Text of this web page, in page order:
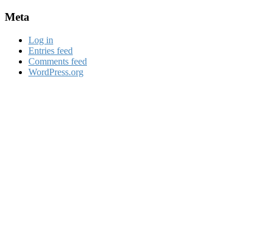
Meta
Log in
Entries feed
Comments feed
WordPress.org